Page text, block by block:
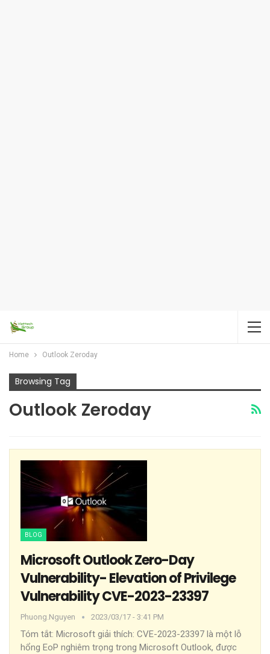
Home Outlook Zeroday
Browsing Tag
Outlook Zeroday
BLOG
Microsoft Outlook Zero-Day
Vulnerability- Elevation of Privilege
Vulnerability CVE-2023-23397
Phuong.nguyen 2023/03/17 - 3:41 PM
Tóm tắt: Microsoft giải thích: CVE-2023-23397 là một lỗ
hổng EoP nghiêm trọng trong Microsoft Outlook, được